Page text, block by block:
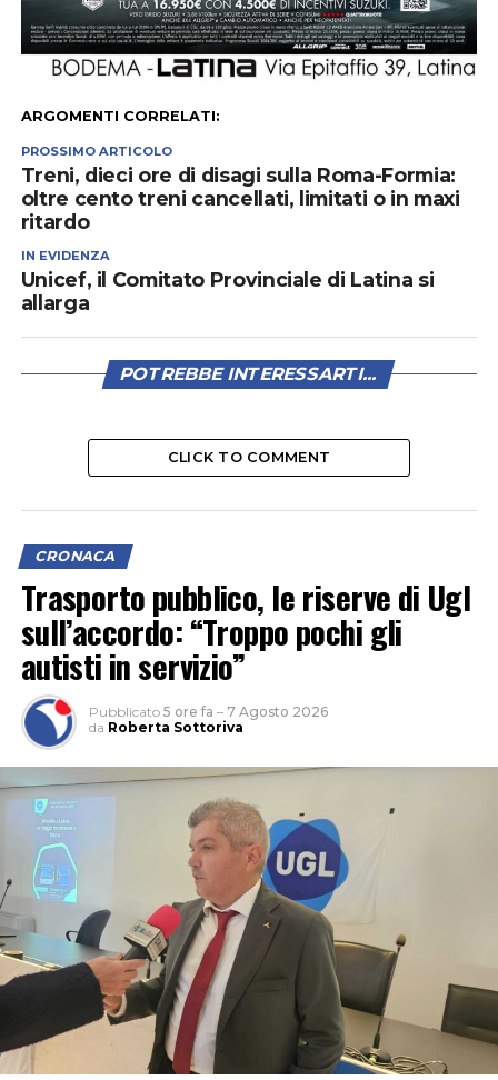
ARGOMENTI CORRELATI:
PROSSIMO ARTICOLO
Treni, dieci ore di disagi sulla Roma-Formia:
oltre cento treni cancellati, limitati o in maxi
ritardo
IN EVIDENZA
Unicef, il Comitato Provinciale di Latina si
allarga
POTREBBE INTERESSARTI...
CLICK TO COMMENT
CRONACA
Trasporto pubblico, le riserve di Ugl
sull’accordo: “Troppo pochi gli
autisti in servizio”
Pubblicato 5 ore fa – 7 Agosto 2026
da Roberta Sottoriva